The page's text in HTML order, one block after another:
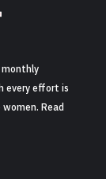
monthly
every effort is
Read